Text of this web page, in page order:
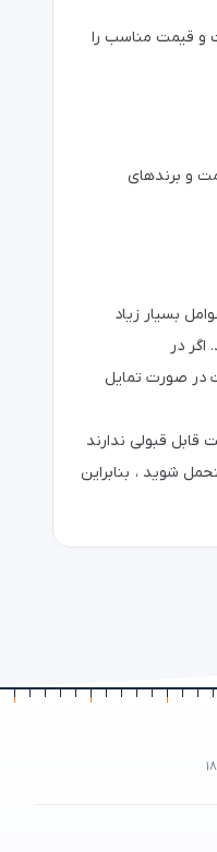
و قیمت مناسب را
و برندهای
بسیار زیاد
در
در صورت تمایل
قابل قبولی ندارند
شوید ، بنابراین